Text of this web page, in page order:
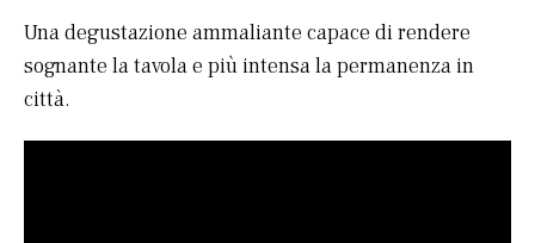
Una degustazione ammaliante capace di rendere
sognante la tavola e più intensa la permanenza in
città.